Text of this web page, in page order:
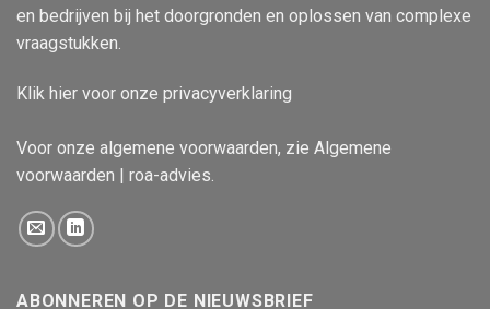
en bedrijven bij het doorgronden en oplossen van complexe
vraagstukken.
Klik hier voor onze privacyverklaring
Voor onze algemene voorwaarden, zie Algemene
voorwaarden | roa-advies
ABONNEREN OP DE NIEUWSBRIEF